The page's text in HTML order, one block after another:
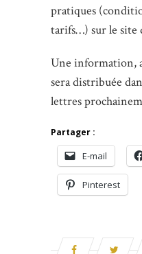
pratiques
tarifs…) sur le site
Une information,
sera distribuée
lettres
Partager :
E-mail
Pinterest